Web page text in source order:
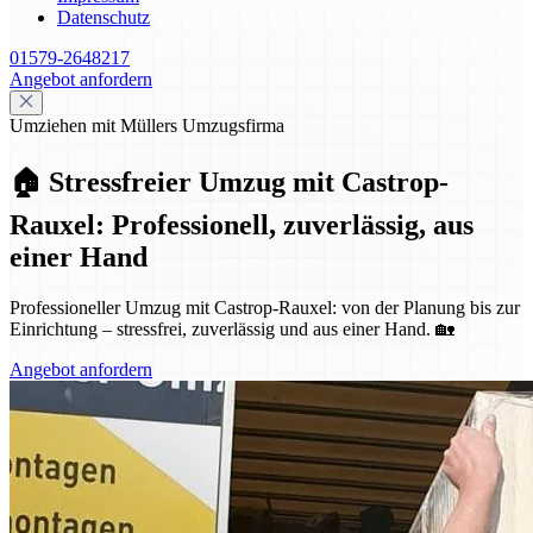
Datenschutz
01579-2648217
Angebot anfordern
Umziehen mit Müllers Umzugsfirma
🏠 Stressfreier Umzug mit Castrop-
Rauxel: Professionell, zuverlässig, aus
einer Hand
Professioneller Umzug mit Castrop-Rauxel: von der Planung bis zur
Einrichtung – stressfrei, zuverlässig und aus einer Hand. 🏡
Angebot anfordern